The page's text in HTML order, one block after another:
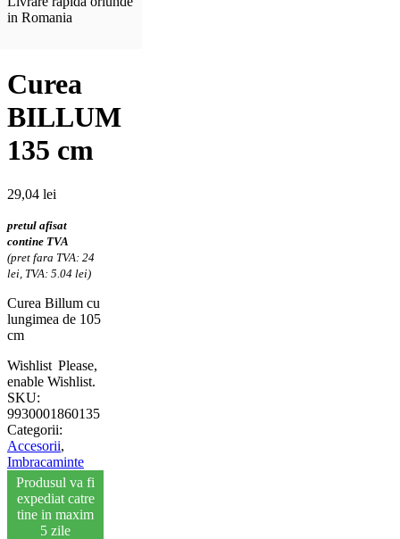
in Romania
Curea
BILLUM
135 cm
29,04 lei
pretul afisat
contine TVA
(pret fara TVA: 24
lei, TVA: 5.04 lei)
Curea Billum cu
lungimea de 105
cm
Wishlist Please,
enable Wishlist.
SKU:
9930001860135
Categorii:
Accesorii,
Imbracaminte
Produsul va fi
expediat catre
tine in maxim
5 zile